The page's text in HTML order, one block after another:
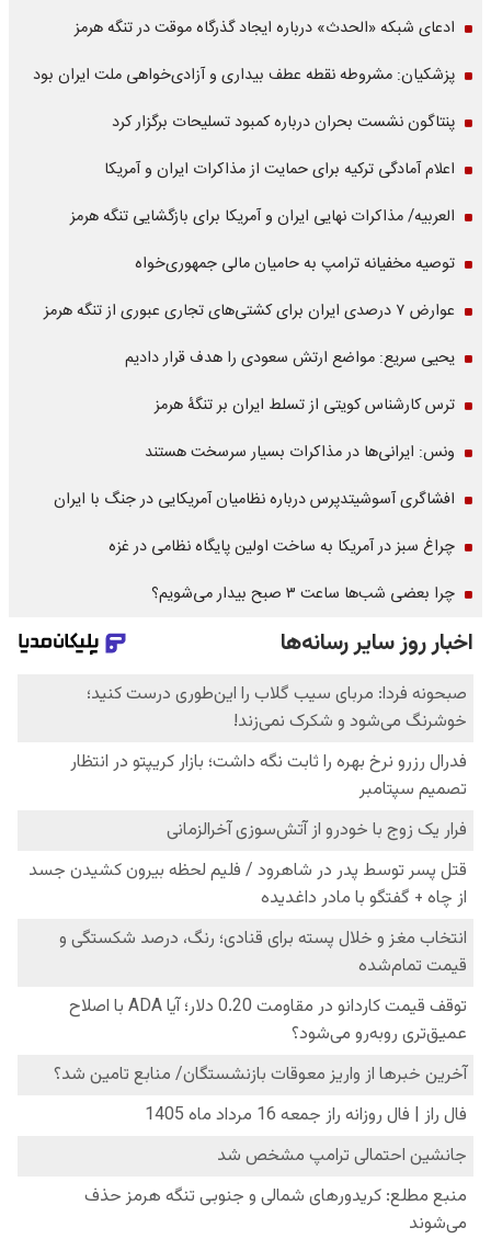
ادعای شبکه «الحدث» درباره ایجاد گذرگاه موقت در تنگه هرمز
پزشکیان: مشروطه نقطه عطف بیداری و آزادی‌خواهی ملت ایران بود
پنتاگون نشست بحران درباره کمبود تسلیحات برگزار کرد
اعلام آمادگی ترکیه برای حمایت از مذاکرات ایران و آمریکا
العربیه/ مذاکرات نهایی ایران و آمریکا برای بازگشایی تنگه هرمز
توصیه مخفیانه ترامپ به حامیان مالی جمهوری‌خواه
عوارض ۷ درصدی ایران برای کشتی‌های تجاری عبوری از تنگه هرمز
یحیی سریع: مواضع ارتش سعودی را هدف قرار دادیم
ترس کارشناس کویتی از تسلط ایران بر تنگۀ هرمز
ونس: ایرانی‌ها در مذاکرات بسیار سرسخت هستند
افشاگری آسوشیتدپرس درباره نظامیان آمریکایی در جنگ با ایران
چراغ سبز در آمریکا به ساخت اولین پایگاه نظامی در غزه
چرا بعضی شب‌ها ساعت ۳ صبح بیدار می‌شویم؟